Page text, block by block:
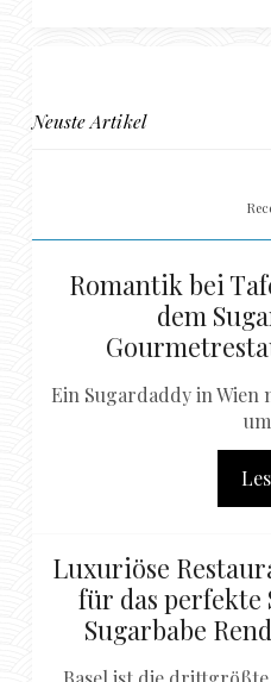
Neuste Artikel
Romantik bei
dem
Ein Sugardaddy in Wien
Luxuriöse
für das perfekte
Sugarbabe